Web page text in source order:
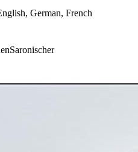
German, French
Saronischer